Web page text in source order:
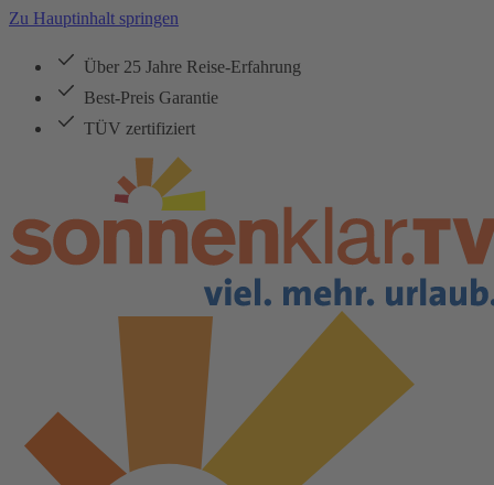
Zu Hauptinhalt springen
Über 25 Jahre Reise-Erfahrung
Best-Preis Garantie
TÜV zertifiziert